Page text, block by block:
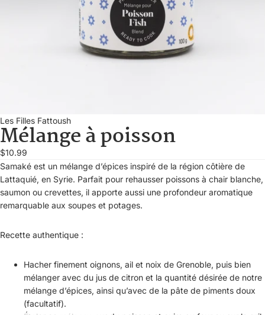
Les Filles Fattoush
Mélange à poisson
$10.99
Samaké est un mélange d’épices inspiré de la région côtière de
Lattaquié, en Syrie. Parfait pour rehausser poissons à chair blanche,
saumon ou crevettes, il apporte aussi une profondeur aromatique
remarquable aux soupes et potages.
Recette authentique :
Hacher finement oignons, ail et noix de Grenoble, puis bien
mélanger avec du jus de citron et la quantité désirée de notre
mélange d’épices, ainsi qu’avec de la pâte de piments doux
(facultatif).